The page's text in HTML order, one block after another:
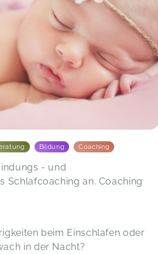
Bildung Coaching
- und
Schlafcoaching an. Coaching
beim Einschlafen oder
in der Nacht?